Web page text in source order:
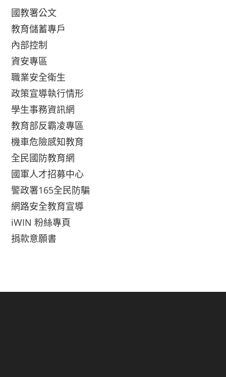
國教署公文
教育儲蓄專戶
內部控制
資安專區
職業安全衛生
政策宣導執行情形
學生事務資訊網
教育部反霸凌專區
機車危險感知教育
全民國防教育網
國軍人才招募中心
警政署165全民防騙
網路安全教育宣導
iWIN 粉絲專頁
捐款意願書